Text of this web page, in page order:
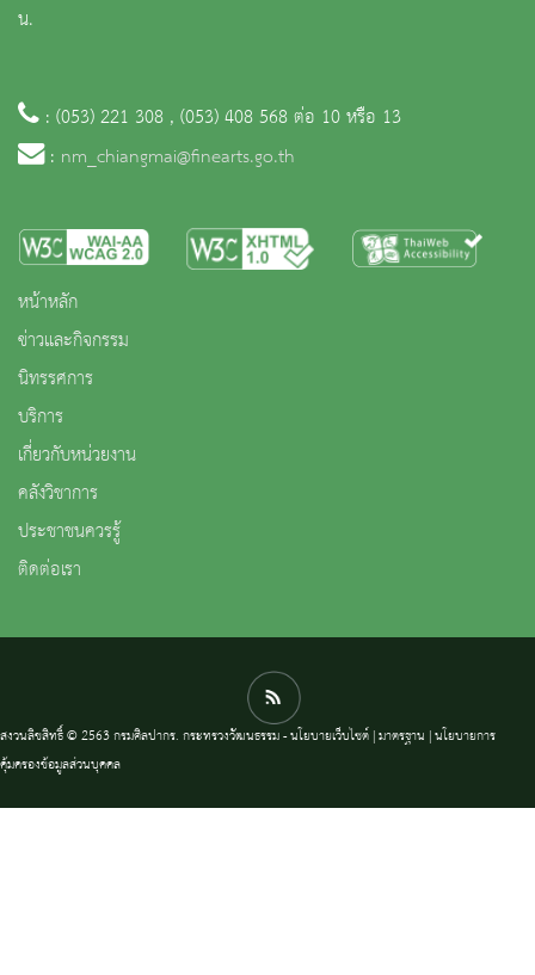
น.
: (053) 221 308 , (053) 408 568 ต่อ 10 หรือ 13
: nm_chiangmai@finearts.go.th
หน้าหลัก
ข่าวและกิจกรรม
นิทรรศการ
บริการ
เกี่ยวกับหน่วยงาน
คลังวิชาการ
ประชาชนควรรู้
ติดต่อเรา
สงวนลิขสิทธิ์ © 2563 กรมศิลปากร. กระทรวงวัฒนธรรม -นโยบายเว็บไซต์|มาตรฐาน |นโยบายการ
คุ้มครองข้อมูลส่วนบุคคล